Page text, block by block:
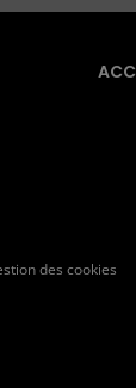
des cookies